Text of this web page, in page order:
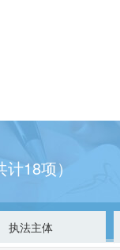
18项）
执法主体